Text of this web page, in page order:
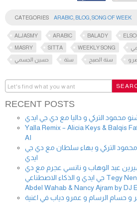
CATEGORIES ARABIC BLOG SONG OF WEEK
ALJASMY ARABIC BALADY
MASRY
SITTA WEEKLY SONG
حسين الجسمي
ستة ستة الصبح
RECENT POSTS
محمود التركي و داليا مع دي جي ايدي
Yalla Remix – Alicia Keys & Balqis
AI
التركي و بهاء سلطان مع دي جي
ايدي
عبد الوهاب و نانسي عجرم مع دي
جي ايدي و الذكاء الاصطناعي Tegy Nenbesit remix – Sherine
Abdel Wahab & Nancy Ajram by DJ
و حسام الرسام و عمرو دياب في اغنية